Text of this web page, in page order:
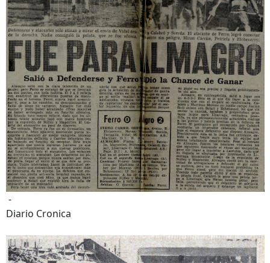
-
Diario Cronica